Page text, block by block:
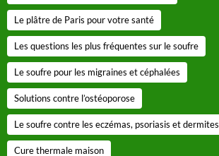
Le plâtre de Paris pour votre santé
Les questions les plus fréquentes sur le soufre
Le soufre pour les migraines et céphalées
Solutions contre l’ostéoporose
Le soufre contre les eczémas, psoriasis et dermites
Cure thermale maison